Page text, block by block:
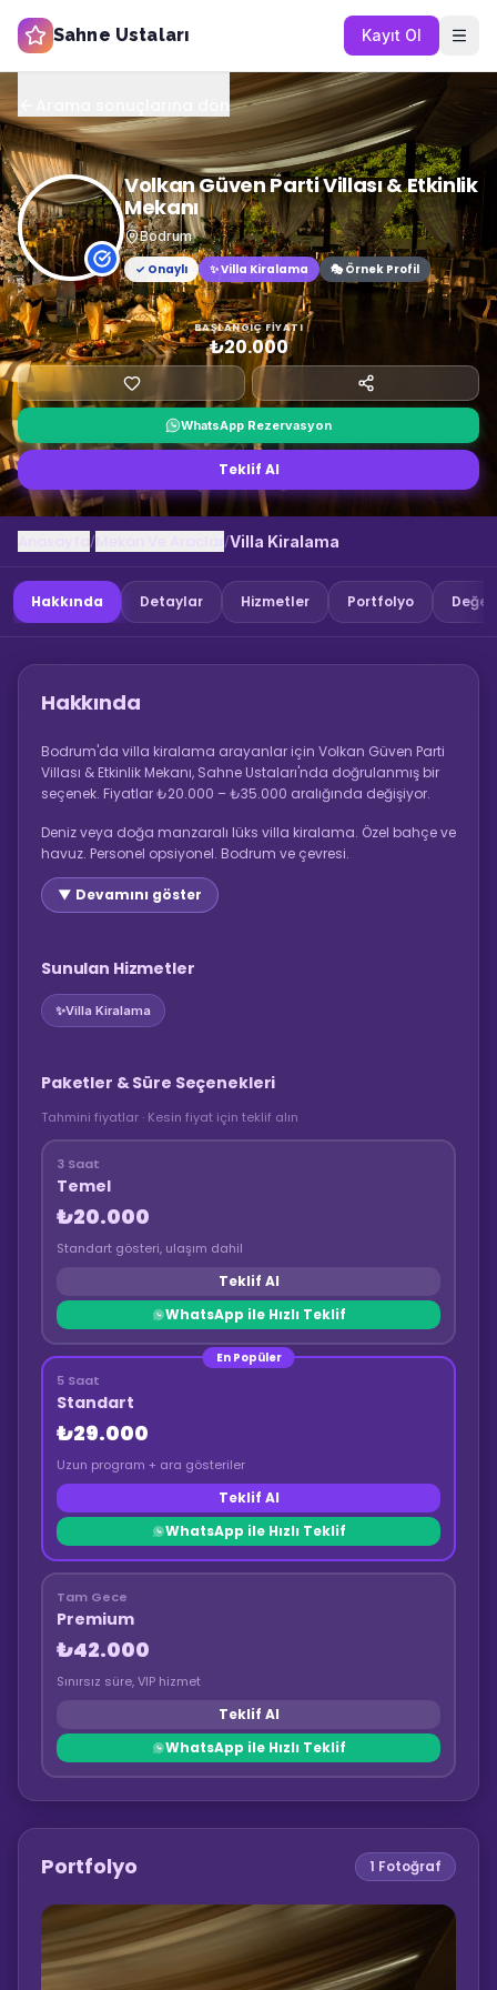
Sahne Ustaları Kayıt Ol
Volkan Güven Parti Villası & Etkinlik
Mekanı
Bodrum
✓ Onaylı
✨Villa Kiralama 🎭 Örnek Profil
BAŞLANGIÇ FIYATI
₺20.000
WhatsApp Rezervasyon
Teklif Al
/ /Villa Kiralama
Hakkında Detaylar Hizmetler Portfolyo
Hakkında
Bodrum'da villa kiralama arayanlar için Volkan Güven Parti
Villası & Etkinlik Mekanı, Sahne Ustaları'nda doğrulanmış bir
seçenek. Fiyatlar ₺20.000 – ₺35.000 aralığında değişiyor.
Deniz veya doğa manzaralı lüks villa kiralama. Özel bahçe ve
havuz. Personel opsiyonel. Bodrum ve çevresi.
▼ Devamını göster
Sunulan Hizmetler
✨Villa Kiralama
Paketler & Süre Seçenekleri
Tahmini fiyatlar · Kesin fiyat için teklif alın
3 Saat
Temel
₺20.000
Standart gösteri, ulaşım dahil
Teklif Al
WhatsApp ile Hızlı Teklif
En Popüler
5 Saat
Standart
₺29.000
Uzun program + ara gösteriler
Teklif Al
WhatsApp ile Hızlı Teklif
Tam Gece
Premium
₺42.000
Sınırsız süre, VIP hizmet
Teklif Al
WhatsApp ile Hızlı Teklif
Portfolyo 1 Fotoğraf